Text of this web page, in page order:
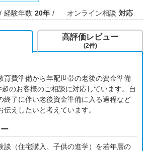
経験年数 20年 オンライン相談 対応
育費準備から年配世帯の老後の資金準備
のお客様のご相談に対応しています。自
終了に伴い老後資金準備に入る過程など
えしたいと考えています。
談（住宅購入、子供の進学）を若年層の
高評価レビュー
(2件)